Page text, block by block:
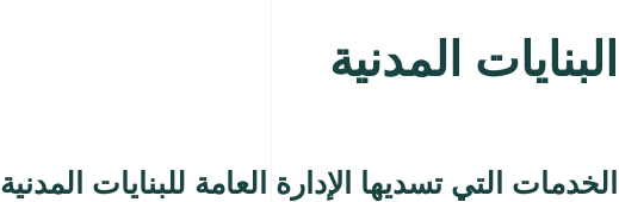
البنايات المدنية
الخدمات التي تسديها الإدارة العامة للبنايات المدنية